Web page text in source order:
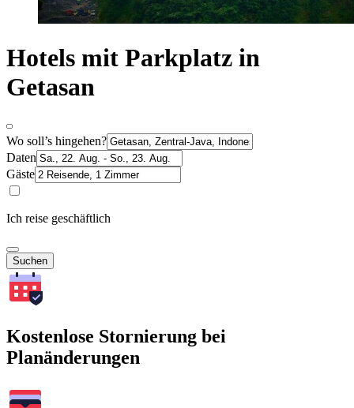
Hotels mit Parkplatz in
Getasan
Wo soll’s hingehen?
Daten
Gäste
Ich reise geschäftlich
Suchen
Kostenlose Stornierung bei
Planänderungen